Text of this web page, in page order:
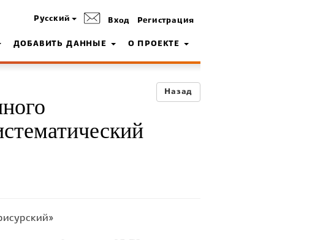
Русский Вход Регистрация
ДОБАВИТЬ ДАННЫЕ О ПРОЕКТЕ
Назад